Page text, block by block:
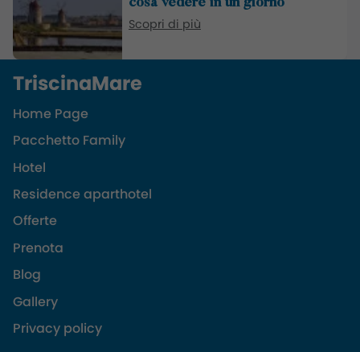
cosa vedere in un giorno
Scopri di più
TriscinaMare
Home Page
Pacchetto Family
Hotel
Residence aparthotel
Offerte
Prenota
Blog
Gallery
Privacy policy